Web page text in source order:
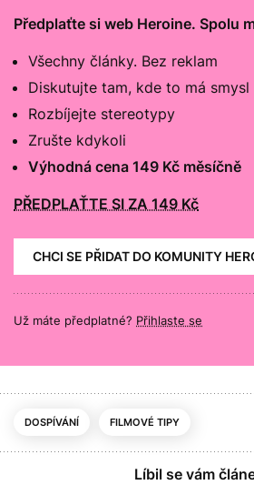
Předplaťte si web Heroine. Spolu
Všechny články. Bez reklam
Diskutujte tam, kde to má smysl
Rozbíjejte stereotypy
Zrušte kdykoli
Výhodná cena 149 Kč měsíčně
PŘEDPLAŤTE SI ZA 149 Kč
CHCI SE PŘIDAT DO KOMUNITY
Už máte předplatné? Přihlaste se
DOSPÍVÁNÍ FILMOVÉ TIPY
Líbil se vám